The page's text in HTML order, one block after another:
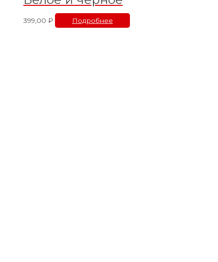
399,00 ₽ Подробнее